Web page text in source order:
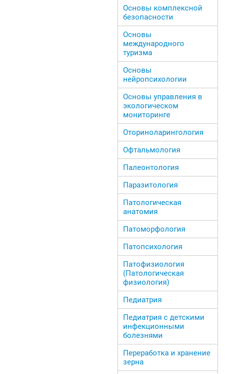
Основы комплексной
безопасности
Основы
международного
туризма
Основы
нейропсихологии
Основы управления в
экологическом
мониторинге
Оториноларингология
Офтальмология
Палеонтология
Паразитология
Патологическая
анатомия
Патоморфология
Патопсихология
Патофизиология
(Патологическая
физиология)
Педиатрия
Педиатрия с детскими
инфекционными
болезнями
Переработка и хранение
зерна